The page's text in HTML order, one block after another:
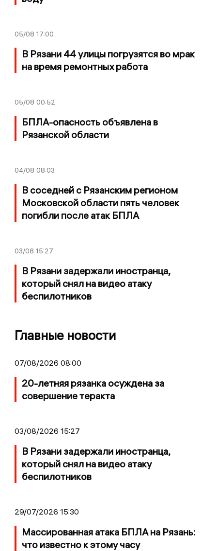
05/08 17:00
В Рязани 44 улицы погрузятся во мрак
на время ремонтных работа
05/08 00:52
БПЛА-опасность объявлена в
Рязанской области
04/08 08:03
В соседней с Рязанским регионом
Московской области пять человек
погибли после атак БПЛА
03/08 15:27
В Рязани задержали иностранца,
который снял на видео атаку
беспилотников
Главные новости
07/08/2026 08:00
20-летняя рязанка осуждена за
совершение теракта
03/08/2026 15:27
В Рязани задержали иностранца,
который снял на видео атаку
беспилотников
29/07/2026 15:30
Массированная атака БПЛА на Рязань:
что известно к этому часу